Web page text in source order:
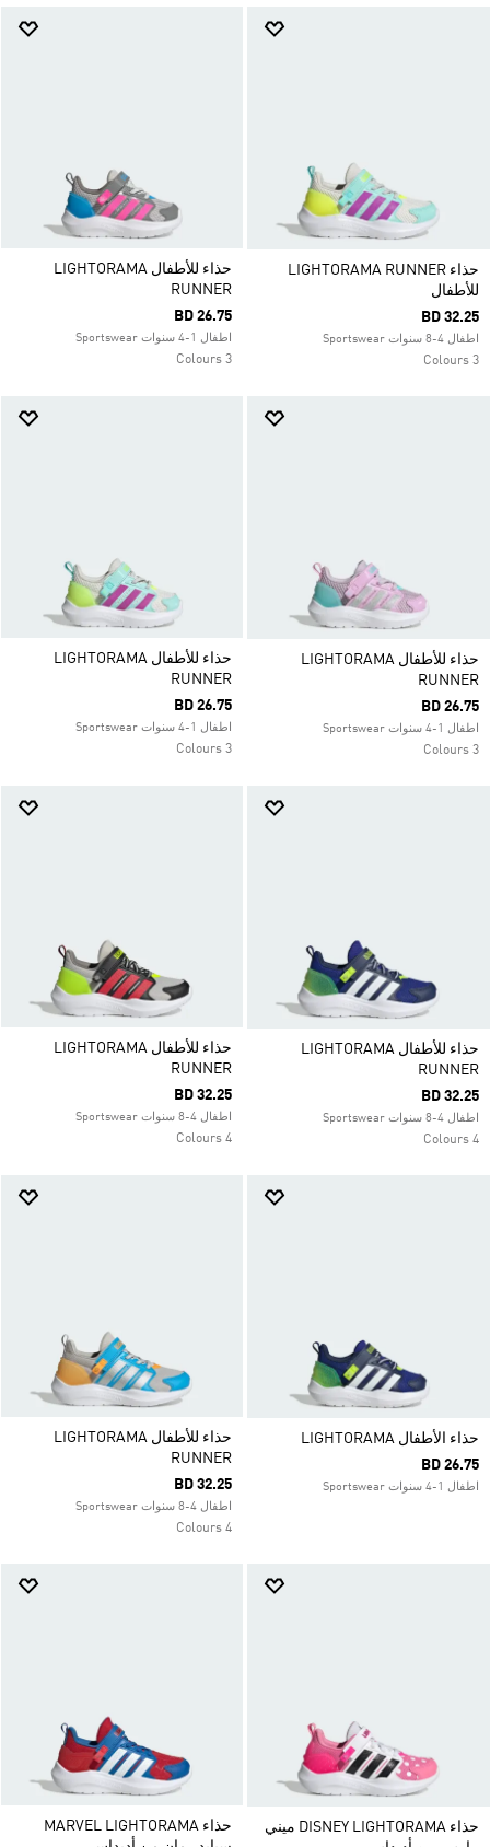
حذاء LIGHTORAMA RUNNER
للأطفال
BD 32.25
اطفال 4-8 سنوات Sportswear
3 Colours
حذاء للأطفال LIGHTORAMA
RUNNER
BD 26.75
اطفال 1-4 سنوات Sportswear
3 Colours
حذاء للأطفال LIGHTORAMA
RUNNER
BD 26.75
اطفال 1-4 سنوات Sportswear
3 Colours
حذاء للأطفال LIGHTORAMA
RUNNER
BD 26.75
اطفال 1-4 سنوات Sportswear
3 Colours
حذاء للأطفال LIGHTORAMA
RUNNER
BD 32.25
اطفال 4-8 سنوات Sportswear
4 Colours
حذاء للأطفال LIGHTORAMA
RUNNER
BD 32.25
اطفال 4-8 سنوات Sportswear
4 Colours
حذاء الأطفال LIGHTORAMA
BD 26.75
اطفال 1-4 سنوات Sportswear
حذاء للأطفال LIGHTORAMA
RUNNER
BD 32.25
اطفال 4-8 سنوات Sportswear
4 Colours
حذاء DISNEY LIGHTORAMA ميني
حذاء MARVEL LIGHTORAMA